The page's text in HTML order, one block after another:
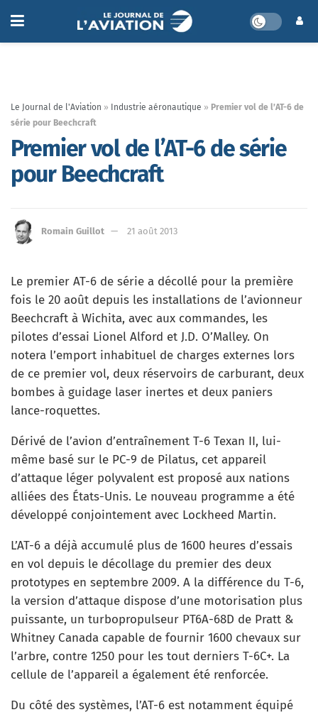
Le Journal de l'Aviation » Industrie aéronautique » Premier vol de l’AT-6 de
série pour Beechcraft
Premier vol de l’AT-6 de série
pour Beechcraft
Romain Guillot 21 août 2013
Le premier AT-6 de série a décollé pour la première
fois le 20 août depuis les installations de l’avionneur
Beechcraft à Wichita, avec aux commandes, les
pilotes d’essai Lionel Alford et J.D. O’Malley. On
notera l’emport inhabituel de charges externes lors
de ce premier vol, deux réservoirs de carburant, deux
bombes à guidage laser inertes et deux paniers
lance-roquettes.
Dérivé de l’avion d’entraînement T-6 Texan II, lui-
même basé sur le PC-9 de Pilatus, cet appareil
d’attaque léger polyvalent est proposé aux nations
alliées des États-Unis. Le nouveau programme a été
développé conjointement avec Lockheed Martin.
L’AT-6 a déjà accumulé plus de 1600 heures d’essais
en vol depuis le décollage du premier des deux
prototypes en septembre 2009. A la différence du T-6,
la version d’attaque dispose d’une motorisation plus
puissante, un turbopropulseur PT6A-68D de Pratt &
Whitney Canada capable de fournir 1600 chevaux sur
l’arbre, contre 1250 pour les tout derniers T-6C+. La
cellule de l’appareil a également été renforcée.
Du côté des systèmes, l’AT-6 est notamment équipé